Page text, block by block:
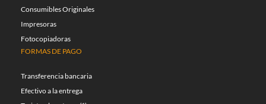
Consumibles Originales
Impresoras
Fotocopiadoras
FORMAS DE PAGO
Transferencia bancaria
Efectivo a la entrega